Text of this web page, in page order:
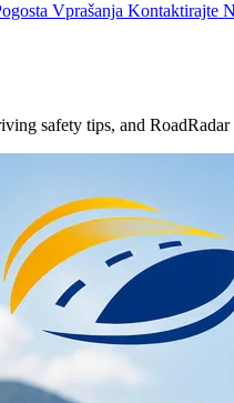
Vprašanja Kontaktirajte
safety tips, and